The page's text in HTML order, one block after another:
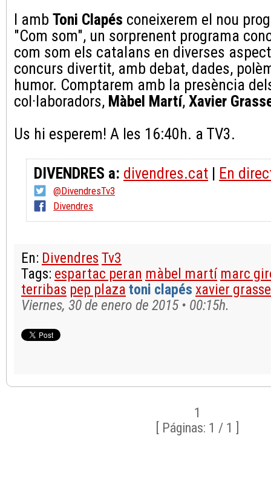
I amb Toni Clapés coneixerem el nou
"Com som", un sorprenent programa
com som els catalans en diverses
concurs divertit, amb debat, dades,
humor. Comptarem amb la presència
col·laboradors, Màbel Martí, Xavier
Us hi esperem! A les 16:40h. a TV3.
DIVENDRES a: divendres.cat | En
@DivendresTv3
Divendres
En: Divendres Tv3
Tags: espartac peran màbel martí marc
terribas pep plaza toni clapés xavier
Viernes, 30 de enero de 2015 • 00:15h.
1
[ Páginas: 1 / 1 ]